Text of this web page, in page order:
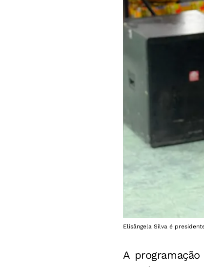
Elisângela Silva é
A